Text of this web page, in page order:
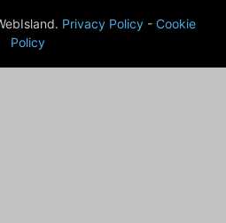
Privacy Policy- Cookie
Policy